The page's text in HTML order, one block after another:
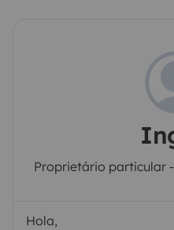
Proprietário particular
Hola,